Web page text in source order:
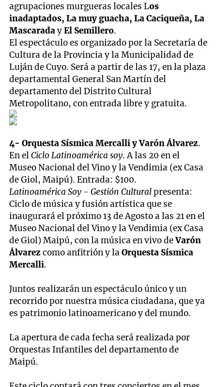
agrupaciones murgueras locales Los
inadaptados, La muy guacha, La Caciqueña, La
MascaradayEl Semillero.
El espectáculo es organizado por la Secretaría de
Cultura de la Provincia y la Municipalidad de
Luján de Cuyo. Será a partir de las 17, en la plaza
departamental General San Martín del
departamento del Distrito Cultural
Metropolitano, con entrada libre y gratuita.
4- Orquesta Sísmica Mercalli y Varón Álvarez.
En elCiclo Latinoamérica soy. A las 20 en el
Museo Nacional del Vino y la Vendimia (ex Casa
de Giol, Maipú). Entrada: $100.
Latinoamérica Soy - Gestión Culturalpresenta:
Ciclo de música y fusión artística que se
inaugurará el próximo 13 de Agosto a las 21 en el
Museo Nacional del Vino y la Vendimia (ex Casa
de Giol) Maipú, con la música en vivo deVarón
Álvarezcomo anfitrión y laOrquesta Sísmica
Mercalli.
Juntos realizarán un espectáculo único y un
recorrido por nuestra música ciudadana, que ya
es patrimonio latinoamericano y del mundo.
La apertura de cada fecha será realizada por
Orquestas Infantiles del departamento de
Maipú.